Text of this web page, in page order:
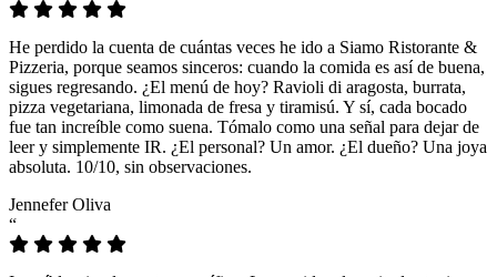
He perdido la cuenta de cuántas veces he ido a Siamo Ristorante &
Pizzeria, porque seamos sinceros: cuando la comida es así de buena,
sigues regresando. ¿El menú de hoy? Ravioli di aragosta, burrata,
pizza vegetariana, limonada de fresa y tiramisú. Y sí, cada bocado
fue tan increíble como suena. Tómalo como una señal para dejar de
leer y simplemente IR. ¿El personal? Un amor. ¿El dueño? Una joya
absoluta. 10/10, sin observaciones.
Jennefer Oliva
“